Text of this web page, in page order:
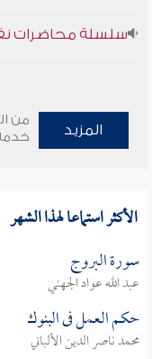
سلسلة محاضرات
المزيد
من
الأكثر استماعا لهذا الشهر
سورة البروج
عبد الله عواد الجهني
حكم العمل فى البنوك
محمد ناصر الدين الألباني